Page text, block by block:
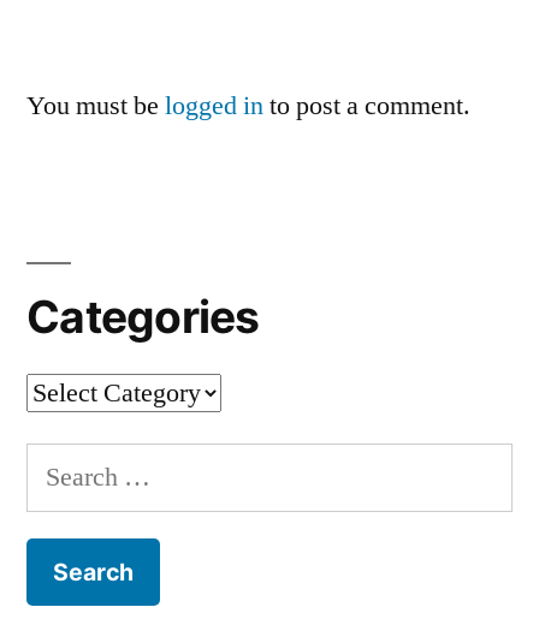
You must be logged into post a comment.
Categories
Categories
Search
for: